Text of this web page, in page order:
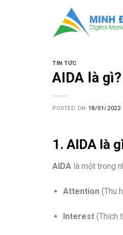
TIN TỨC
AIDA là
POSTED ON 18/01/2022
1. AIDA là
AIDA là một trong
Attention(Thu
Interest(Thích